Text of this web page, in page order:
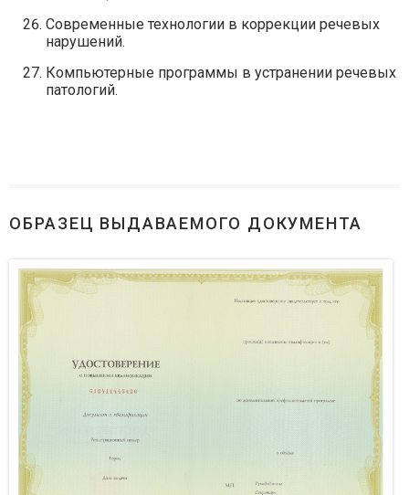
Современные технологии в коррекции речевых
нарушений.
Компьютерные программы в устранении речевых
патологий.
ОБРАЗЕЦ ВЫДАВАЕМОГО ДОКУМЕНТА